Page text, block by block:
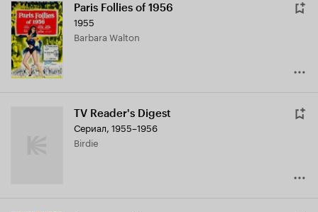
Paris Follies of 1956
1955
Barbara Walton
TV Reader's Digest
Сериал, 1955–1956
Birdie